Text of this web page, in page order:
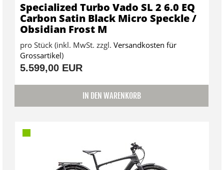
Specialized Turbo Vado SL 2 6.0 EQ
Carbon Satin Black Micro Speckle /
Obsidian Frost M
pro Stück (inkl. MwSt. zzgl. Versandkosten für
Grossartikel)
5.599,00 EUR
IN DEN WARENKORB